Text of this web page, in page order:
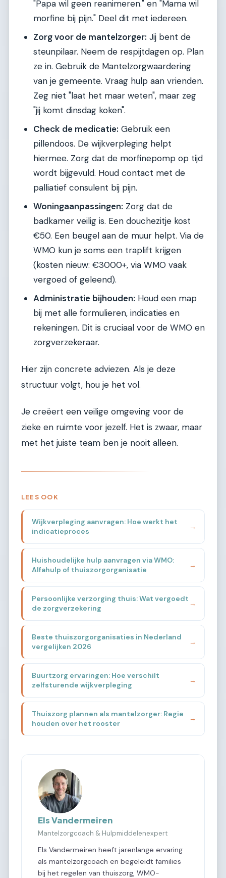
"Papa wil geen reanimeren." en "Mama wil
morfine bij pijn." Deel dit met iedereen.
Zorg voor de mantelzorger: Jij bent de
steunpilaar. Neem de respijtdagen op. Plan
ze in. Gebruik de Mantelzorgwaardering
van je gemeente. Vraag hulp aan vrienden.
Zeg niet "laat het maar weten", maar zeg
"jij komt dinsdag koken".
Check de medicatie: Gebruik een
pillendoos. De wijkverpleging helpt
hiermee. Zorg dat de morfinepomp op tijd
wordt bijgevuld. Houd contact met de
palliatief consulent bij pijn.
Woningaanpassingen: Zorg dat de
badkamer veilig is. Een douchezitje kost
€50. Een beugel aan de muur helpt. Via de
WMO kun je soms een traplift krijgen
(kosten nieuw: €3000+, via WMO vaak
vergoed of geleend).
Administratie bijhouden: Houd een map
bij met alle formulieren, indicaties en
rekeningen. Dit is cruciaal voor de WMO en
zorgverzekeraar.
Hier zijn concrete adviezen. Als je deze
structuur volgt, hou je het vol.
Je creëert een veilige omgeving voor de
zieke en ruimte voor jezelf. Het is zwaar, maar
met het juiste team ben je nooit alleen.
LEES OOK
Wijkverpleging aanvragen: Hoe werkt het
indicatieproces
→
Huishoudelijke hulp aanvragen via WMO:
Alfahulp of thuiszorgorganisatie
→
Persoonlijke verzorging thuis: Wat vergoedt
de zorgverzekering
→
Beste thuiszorgorganisaties in Nederland
vergelijken 2026
→
Buurtzorg ervaringen: Hoe verschilt
zelfsturende wijkverpleging
→
Thuiszorg plannen als mantelzorger: Regie
houden over het rooster
→
Els Vandermeiren
Mantelzorgcoach & Hulpmiddelenexpert
Els Vandermeiren heeft jarenlange ervaring
als mantelzorgcoach en begeleidt families
bij het regelen van thuiszorg, WMO-